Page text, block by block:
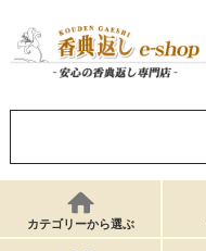
カテゴリーから選ぶ